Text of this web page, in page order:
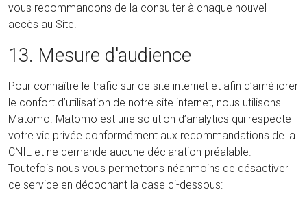
vous recommandons de la consulter à chaque nouvel
accès au Site.
13. Mesure d'audience
Pour connaître le trafic sur ce site internet et afin d’améliorer
le confort d’utilisation de notre site internet, nous utilisons
Matomo. Matomo est une solution d’analytics qui respecte
votre vie privée conformément aux recommandations de la
CNIL et ne demande aucune déclaration préalable.
Toutefois nous vous permettons néanmoins de désactiver
ce service en décochant la case ci-dessous: